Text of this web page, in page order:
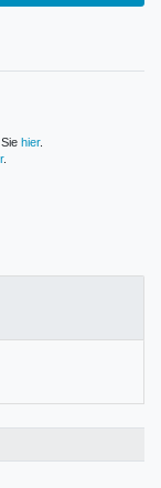
hier.
.